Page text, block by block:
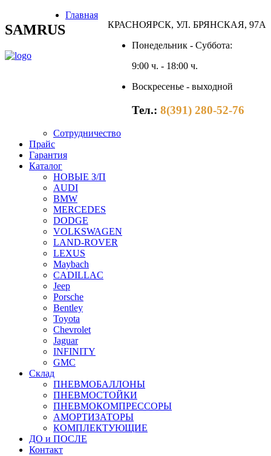
SAMRUS
КРАСНОЯРСК, УЛ. БРЯНСКАЯ, 97А
Понедельник - Суббота:
9:00 ч. - 18:00 ч.
Воскресенье - выходной
Тел.: 8(391) 280-52-76
Главная
Сотрудничество
Прайс
Гарантия
Каталог
НОВЫЕ З/П
AUDI
BMW
MERCEDES
DODGE
VOLKSWAGEN
LAND-ROVER
LEXUS
Maybach
CADILLAC
Jeep
Porsche
Bentley
Toyota
Chevrolet
Jaguar
INFINITY
GMC
Склад
ПНЕВМОБАЛЛОНЫ
ПНЕВМОСТОЙКИ
ПНЕВМОКОМПРЕССОРЫ
АМОРТИЗАТОРЫ
КОМПЛЕКТУЮЩИЕ
ДО и ПОСЛЕ
Контакт